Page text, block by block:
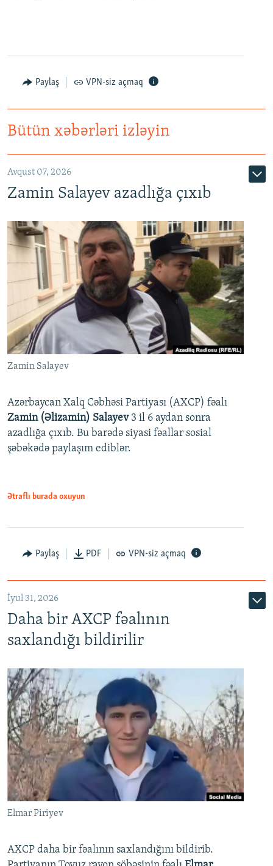
Paylaş VPN-siz açmaq
Bütün xəbərləri izləyin
Avqust 07, 2026
Zamin Salayev azadlığa çıxıb
Zamin Salayev
Azərbaycan Xalq Cəbhəsi Partiyası (AXCP) fəalı
Zamin (Əlizamin) Salayev 3 il 6 aydan sonra
azadlığa çıxıb. Bu barədə siyasi fəallar sosial
şəbəkədə paylaşım ediblər.
Ətraflı burada oxuyun
Paylaş PDF VPN-siz açmaq
İyul 31, 2026
Daha bir AXCP fəalının
saxlandığı bildirilir
Elmar Piriyev
AXCP daha bir fəalının saxlandığını bildirib.